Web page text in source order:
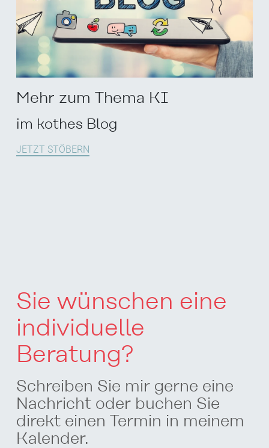
Mehr zum Thema KI
im kothes Blog
JETZT STÖBERN
Sie wünschen eine
individuelle
Beratung?
Schreiben Sie mir gerne eine
Nachricht oder buchen Sie
direkt einen Termin in meinem
Kalender.